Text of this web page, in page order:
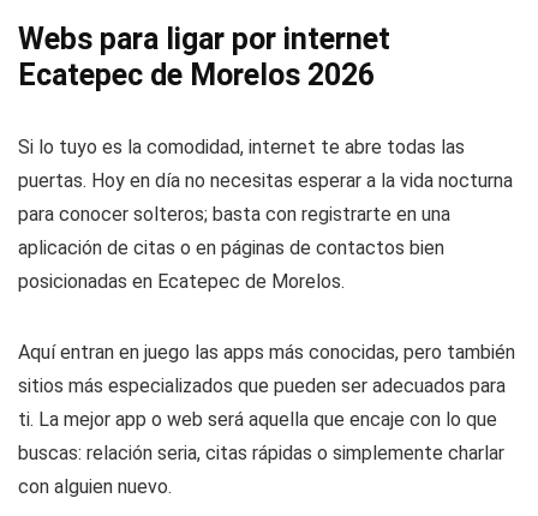
Webs para ligar por internet
Ecatepec de Morelos 2026
Si lo tuyo es la comodidad, internet te abre todas las
puertas. Hoy en día no necesitas esperar a la vida nocturna
para conocer solteros; basta con registrarte en una
aplicación de citas o en páginas de contactos bien
posicionadas en Ecatepec de Morelos.
Aquí entran en juego las apps más conocidas, pero también
sitios más especializados que pueden ser adecuados para
ti. La mejor app o web será aquella que encaje con lo que
buscas: relación seria, citas rápidas o simplemente charlar
con alguien nuevo.